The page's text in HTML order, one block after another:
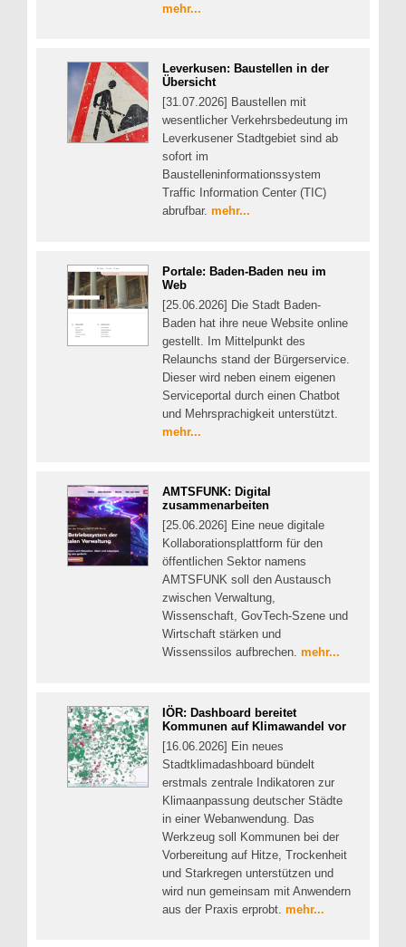
mehr...
Leverkusen: Baustellen in der
Übersicht
[31.07.2026] Baustellen mit
wesentlicher Verkehrsbedeutung im
Leverkusener Stadtgebiet sind ab
sofort im
Baustelleninformationssystem
Traffic Information Center (TIC)
abrufbar. mehr...
Portale: Baden-Baden neu im
Web
[25.06.2026] Die Stadt Baden-
Baden hat ihre neue Website online
gestellt. Im Mittelpunkt des
Relaunchs stand der Bürgerservice.
Dieser wird neben einem eigenen
Serviceportal durch einen Chatbot
und Mehrsprachigkeit unterstützt.
mehr...
AMTSFUNK: Digital
zusammenarbeiten
[25.06.2026] Eine neue digitale
Kollaborationsplattform für den
öffentlichen Sektor namens
AMTSFUNK soll den Austausch
zwischen Verwaltung,
Wissenschaft, GovTech-Szene und
Wirtschaft stärken und
Wissenssilos aufbrechen. mehr...
IÖR: Dashboard bereitet
Kommunen auf Klimawandel vor
[16.06.2026] Ein neues
Stadtklimadashboard bündelt
erstmals zentrale Indikatoren zur
Klimaanpassung deutscher Städte
in einer Webanwendung. Das
Werkzeug soll Kommunen bei der
Vorbereitung auf Hitze, Trockenheit
und Starkregen unterstützen und
wird nun gemeinsam mit Anwendern
aus der Praxis erprobt. mehr...